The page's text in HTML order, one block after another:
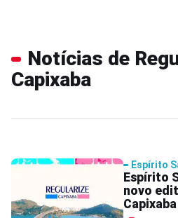
Notícias de
Capixaba
Espírito
Espírito
novo
Capixaba